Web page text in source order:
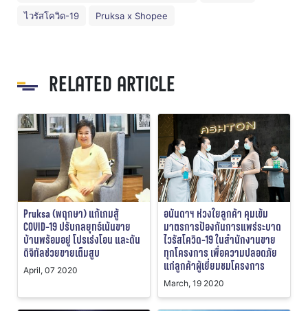
ไวรัสโควิด-19 Pruksa x Shopee
RELATED ARTICLE
Pruksa (พฤกษา) แก้เกมสู้
COVID-19 ปรับกลยุทธ์เน้นขาย
บ้านพร้อมอยู่ โปรเร่งโอน และดัน
ดิจิทัลช่วยขายเต็มสูบ
April, 07 2020
อนันดาฯ ห่วงใยลูกค้า คุมเข้ม
มาตรการป้องกันการแพร่ระบาด
ไวรัสโควิด-19 ในสำนักงานขาย
ทุกโครงการ เพื่อความปลอดภัย
แก่ลูกค้าผู้เยี่ยมชมโครงการ
March, 19 2020